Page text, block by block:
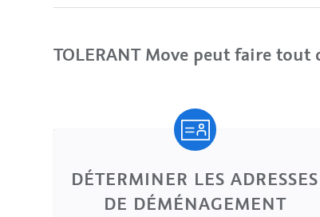
TOLERANT Move peut faire tout
DÉTERMINER LES ADRESSES
DE DÉMÉNAGEMENT